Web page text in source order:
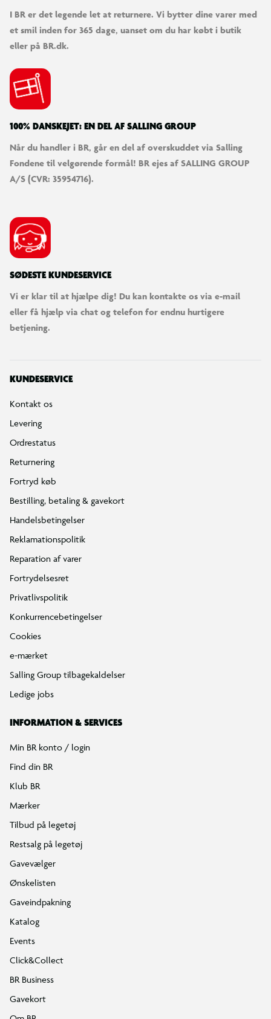
I BR er det legende let at returnere. Vi bytter dine varer med
et smil inden for 365 dage, uanset om du har købt i butik
eller på BR.dk.
100% DANSKEJET: EN DEL AF SALLING GROUP
Når du handler i BR, går en del af overskuddet via Salling
Fondene til velgørende formål! BR ejes af SALLING GROUP
A/S (CVR: 35954716).
SØDESTE KUNDESERVICE
Vi er klar til at hjælpe dig! Du kan kontakte os via e-mail
eller få hjælp via chat og telefon for endnu hurtigere
betjening.
KUNDESERVICE
Kontakt os
Levering
Ordrestatus
Returnering
Fortryd køb
Bestilling, betaling & gavekort
Handelsbetingelser
Reklamationspolitik
Reparation af varer
Fortrydelsesret
Privatlivspolitik
Konkurrencebetingelser
Cookies
e-mærket
Salling Group tilbagekaldelser
Ledige jobs
INFORMATION & SERVICES
Min BR konto / login
Find din BR
Klub BR
Mærker
Tilbud på legetøj
Restsalg på legetøj
Gavevælger
Ønskelisten
Gaveindpakning
Katalog
Events
Click&Collect
BR Business
Gavekort